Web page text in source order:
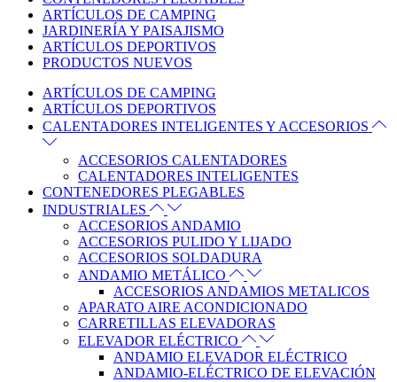
ARTÍCULOS DE CAMPING
JARDINERÍA Y PAISAJISMO
ARTÍCULOS DEPORTIVOS
PRODUCTOS NUEVOS
ARTÍCULOS DE CAMPING
ARTÍCULOS DEPORTIVOS
CALENTADORES INTELIGENTES Y ACCESORIOS
ACCESORIOS CALENTADORES
CALENTADORES INTELIGENTES
CONTENEDORES PLEGABLES
INDUSTRIALES
ACCESORIOS ANDAMIO
ACCESORIOS PULIDO Y LIJADO
ACCESORIOS SOLDADURA
ANDAMIO METÁLICO
ACCESORIOS ANDAMIOS METALICOS
APARATO AIRE ACONDICIONADO
CARRETILLAS ELEVADORAS
ELEVADOR ELÉCTRICO
ANDAMIO ELEVADOR ELÉCTRICO
ANDAMIO-ELÉCTRICO DE ELEVACIÓN